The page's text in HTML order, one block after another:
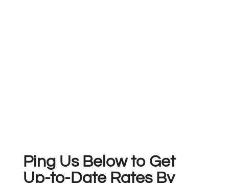
Ping Us Below to Get
Up-to-Date Rates By